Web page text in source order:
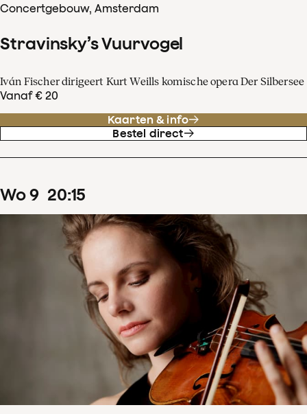
Concertgebouw, Amsterdam
Stravinsky’s Vuurvogel
Iván Fischer dirigeert Kurt Weills komische opera Der Silbersee
Vanaf € 20
Kaarten & info
Bestel direct
wo9 20:15